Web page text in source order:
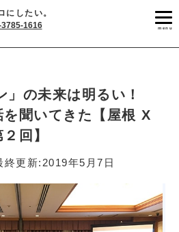
にしたい。
1616 menu
」の未来は明るい！
を聞いてきた【屋根 X
回】
終更新: 2019年5月7日